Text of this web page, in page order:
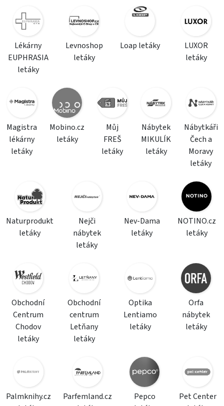
Lékárny
EUPHRASIA
letáky
Levnoshop
letáky
Loap letáky
LUXOR
letáky
Magistra
lékárny
letáky
Mobino.cz
letáky
Můj
FREŠ
letáky
Nábytek
MIKULÍK
letáky
Nábytkáři
Čech a
Moravy
letáky
Naturprodukt
letáky
Nejči
nábytek
letáky
Nev-Dama
letáky
NOTINO.cz
letáky
Obchodní
Centrum
Chodov
letáky
Obchodní
centrum
Letňany
letáky
Optika
Lentiamo
letáky
Orfa
nábytek
letáky
Palmknihy.cz
Parfemland.cz
Pepco
Pet Center